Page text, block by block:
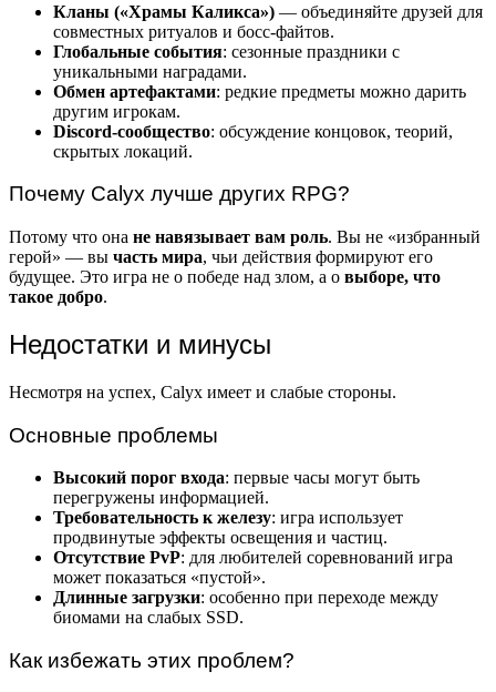
Кланы («Храмы Каликса») — объединяйте друзей для
совместных ритуалов и босс-файтов.
Глобальные события: сезонные праздники с
уникальными наградами.
Обмен артефактами: редкие предметы можно дарить
другим игрокам.
Discord-сообщество: обсуждение концовок, теорий,
скрытых локаций.
Почему Calyx лучше других RPG?
Потому что она не навязывает вам роль. Вы не «избранный
герой» — вы часть мира, чьи действия формируют его
будущее. Это игра не о победе над злом, а о выборе, что
такое добро.
Недостатки и минусы
Несмотря на успех, Calyx имеет и слабые стороны.
Основные проблемы
Высокий порог входа: первые часы могут быть
перегружены информацией.
Требовательность к железу: игра использует
продвинутые эффекты освещения и частиц.
Отсутствие PvP: для любителей соревнований игра
может показаться «пустой».
Длинные загрузки: особенно при переходе между
биомами на слабых SSD.
Как избежать этих проблем?